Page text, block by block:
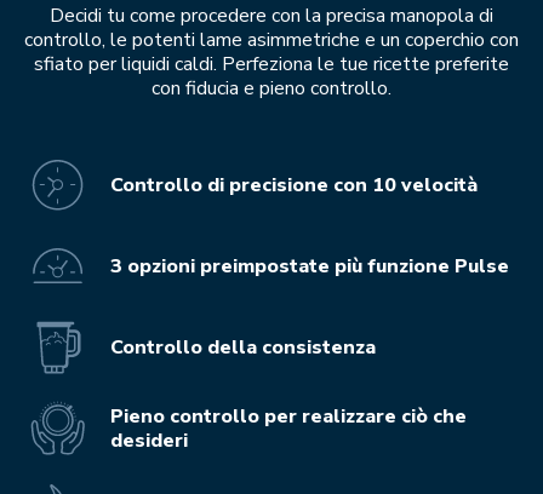
Decidi tu come procedere con la precisa manopola di
controllo, le potenti lame asimmetriche e un coperchio con
sfiato per liquidi caldi. Perfeziona le tue ricette preferite
con fiducia e pieno controllo.
Controllo di precisione con 10 velocità
3 opzioni preimpostate più funzione Pulse
Controllo della consistenza
Pieno controllo per realizzare ciò che
desideri